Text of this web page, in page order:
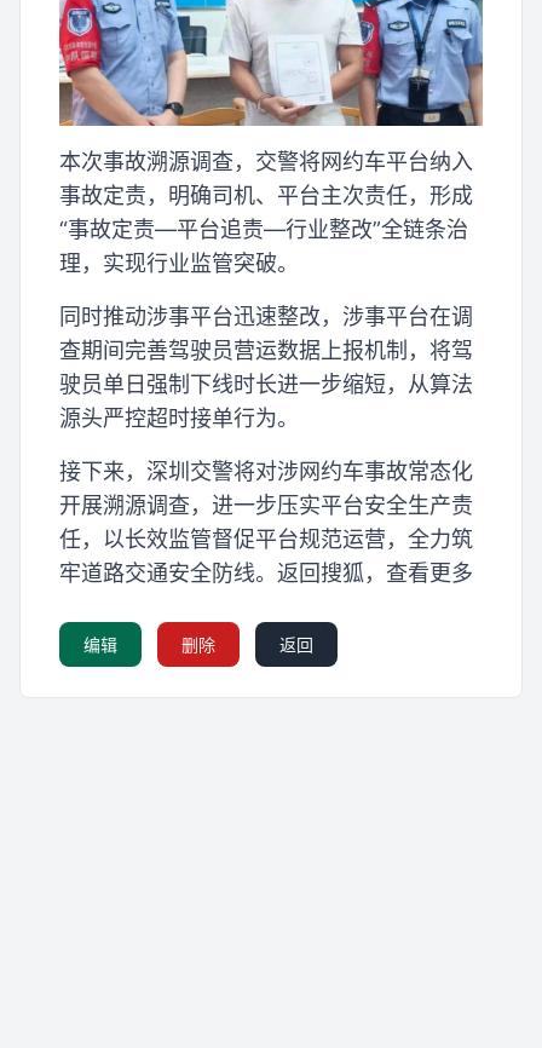
本次事故溯源调查，交警将网约车平台纳入
事故定责，明确司机、平台主次责任，形成
“事故定责—平台追责—行业整改”全链条治
理，实现行业监管突破。
同时推动涉事平台迅速整改，涉事平台在调
查期间完善驾驶员营运数据上报机制，将驾
驶员单日强制下线时长进一步缩短，从算法
源头严控超时接单行为。
接下来，深圳交警将对涉网约车事故常态化
开展溯源调查，进一步压实平台安全生产责
任，以长效监管督促平台规范运营，全力筑
牢道路交通安全防线。返回搜狐，查看更多
编辑 删除 返回